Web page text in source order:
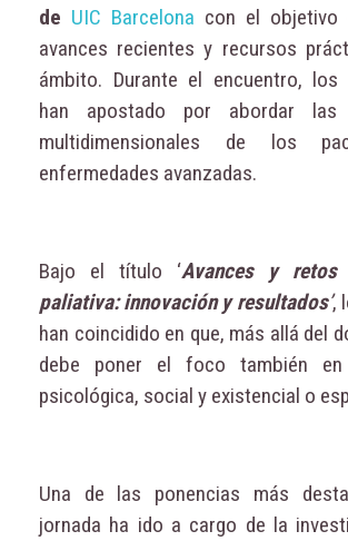
de UIC Barcelona con el objetivo
avances recientes y recursos
ámbito. Durante el encuentro, los
han apostado por abordar las
multidimensionales de los
enfermedades avanzadas.
Bajo el título ‘Avances y retos
paliativa: innovación y resultados’,
han coincidido en que, más allá del
debe poner el foco también
psicológica, social y existencial o
Una de las ponencias más
jornada ha ido a cargo de la